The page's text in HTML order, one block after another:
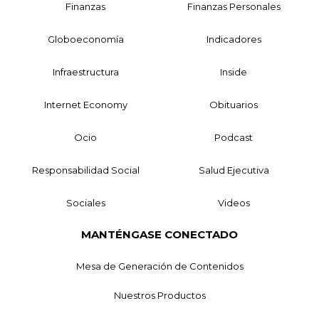
Finanzas Finanzas Personales
Globoeconomía Indicadores
Infraestructura Inside
Internet Economy Obituarios
Ocio Podcast
Responsabilidad Social Salud Ejecutiva
Sociales Videos
MANTÉNGASE CONECTADO
Mesa de Generación de Contenidos
Nuestros Productos